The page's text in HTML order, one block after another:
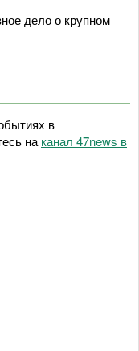
дело о крупном
в
на канал 47news в